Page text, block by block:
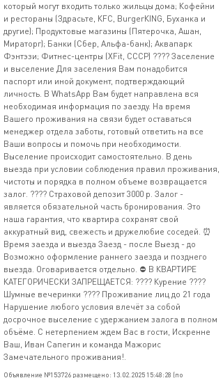
который могут входить только жильцы дома; Кофейни
и рестораны (Здрасьте, КFС, ВurgеrКING, Буханка и
другие); Продуктовые магазины (Пятерочка, Ашан,
Мираторг); Банки (Сбер, Альфа-банк); Аквапарк
Фэнтэзи; Фитнес-центры (ХFit, СССР) ???? Заселение
и выселение Для заселения Вам понадобится
паспорт или иной документ, подтверждающий
личность. В WhаtsАрр Вам будет направлена вся
необходимая информация по заезду. На время
Вашего проживания на связи будет оставаться
менеджер отдела заботы, готовый ответить на все
Ваши вопросы и помочь при необходимости.
Выселение происходит самостоятельно. В день
выезда при условии соблюдения правил проживания,
чистоты и порядка в полном объеме возвращается
залог. ???? Страховой депозит 3000 р. Залог -
является обязательной часть бронирования. Это
наша гарантия, что квартира сохранят свой
аккуратный вид, свежесть и дружелюбие соседей. ⏰️
Время заезда и выезда Заезд - после Выезд - до
Возможно оформление раннего заезда и позднего
выезда. Оговаривается отдельно. ⛔️ В КВАРТИРЕ
КАТЕГОРИЧЕСКИ ЗАПРЕЩАЕТСЯ: ???? Курение ????
Шумные вечеринки ???? Проживание лиц до 21 года
Нарушение любого условия влечёт за собой
досрочное выселение с удержанием залога в полном
объёме. С нетерпением ждем Вас в гости, Искренне
Ваш, Иван Сапегин и команда Мажорис
Замечательного проживания!.
Объявление №153726 размещено: 13.02.2025 15:48:28 (по